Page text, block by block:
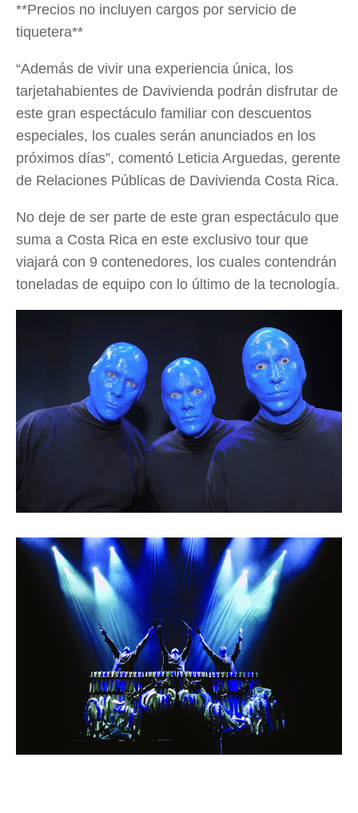
**Precios no incluyen cargos por servicio de
tiquetera**
“Además de vivir una experiencia única, los
tarjetahabientes de Davivienda podrán disfrutar de
este gran espectáculo familiar con descuentos
especiales, los cuales serán anunciados en los
próximos días”, comentó Leticia Arguedas, gerente
de Relaciones Públicas de Davivienda Costa Rica.
No deje de ser parte de este gran espectáculo que
suma a Costa Rica en este exclusivo tour que
viajará con 9 contenedores, los cuales contendrán
toneladas de equipo con lo último de la tecnología.